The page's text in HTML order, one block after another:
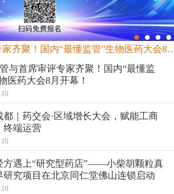
20+监管与首席审评专家齐聚！国内“最
与首席审评专家齐聚！国内“最懂监
医药大会8月开幕！
都｜药交会·区域增长大会，赋能工商
终端运营
方遇上“研究型药店”——小柴胡颗粒真
研究项目在北京同仁堂佛山连锁启动